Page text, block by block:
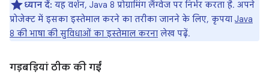
ध्यान दें: यह वर्शन, Java 8 प्रोग्रामिंग लैंग्वेज पर निर्भर करता है. अपने
प्रोजेक्ट में इसका इस्तेमाल करने का तरीका जानने के लिए, कृपया Java
8 की भाषा की सुविधाओं का इस्तेमाल करना लेख पढ़ें.
गड़बड़ियां ठीक की गईं